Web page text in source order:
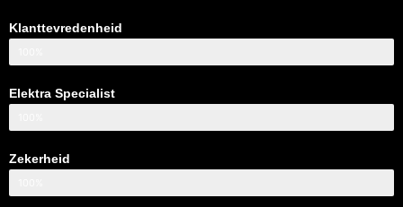
Klanttevredenheid
Elektra Specialist
Zekerheid